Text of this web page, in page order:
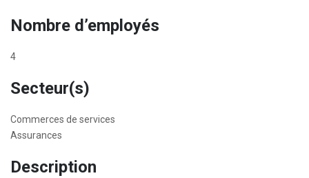
Nombre d’employés
4
Secteur(s)
Commerces de services
Assurances
Description